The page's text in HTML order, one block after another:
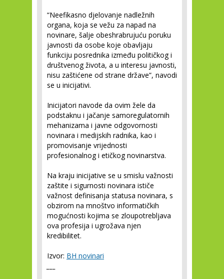
“Neefikasno djelovanje nadležnih
organa, koja se vežu za napad na
novinare, šalje obeshrabrujuću poruku
javnosti da osobe koje obavljaju
funkciju posrednika između političkog i
društvenog života, a u interesu javnosti,
nisu zaštićene od strane države”, navodi
se u inicijativi.
Inicijatori navode da ovim žele da
podstaknu i jačanje samoregulatornih
mehanizama i javne odgovornosti
novinara i medijskih radnika, kao i
promovisanje vrijednosti
profesionalnog i etičkog novinarstva.
Na kraju inicijative se u smislu važnosti
zaštite i sigurnosti novinara ističe
važnost definisanja statusa novinara, s
obzirom na mnoštvo informatičkih
mogućnosti kojima se zloupotrebljava
ova profesija i ugrožava njen
kredibilitet.
Izvor: BH novinari